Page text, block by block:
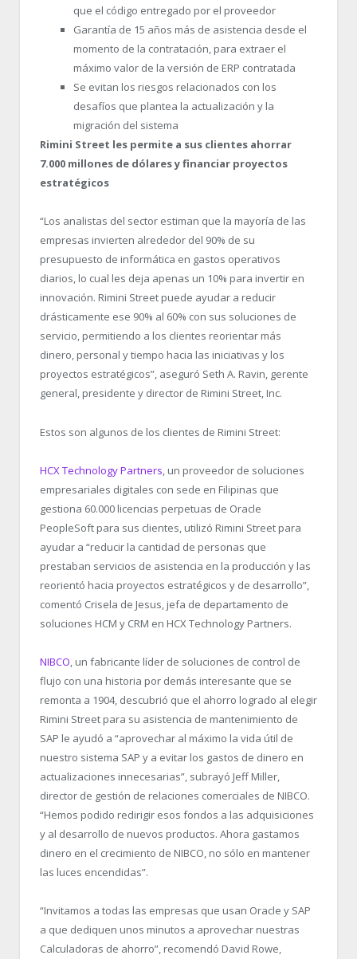
que el código entregado por el proveedor
Garantía de 15 años más de asistencia desde el
momento de la contratación, para extraer el
máximo valor de la versión de ERP contratada
Se evitan los riesgos relacionados con los
desafíos que plantea la actualización y la
migración del sistema
Rimini Street les permite a sus clientes ahorrar
7.000 millones de dólares y financiar proyectos
estratégicos
“Los analistas del sector estiman que la mayoría de las
empresas invierten alrededor del 90% de su
presupuesto de informática en gastos operativos
diarios, lo cual les deja apenas un 10% para invertir en
innovación. Rimini Street puede ayudar a reducir
drásticamente ese 90% al 60% con sus soluciones de
servicio, permitiendo a los clientes reorientar más
dinero, personal y tiempo hacia las iniciativas y los
proyectos estratégicos”, aseguró Seth A. Ravin, gerente
general, presidente y director de Rimini Street, Inc.
Estos son algunos de los clientes de Rimini Street:
HCX Technology Partners, un proveedor de soluciones
empresariales digitales con sede en Filipinas que
gestiona 60.000 licencias perpetuas de Oracle
PeopleSoft para sus clientes, utilizó Rimini Street para
ayudar a “reducir la cantidad de personas que
prestaban servicios de asistencia en la producción y las
reorientó hacia proyectos estratégicos y de desarrollo”,
comentó Crisela de Jesus, jefa de departamento de
soluciones HCM y CRM en HCX Technology Partners.
NIBCO, un fabricante líder de soluciones de control de
flujo con una historia por demás interesante que se
remonta a 1904, descubrió que el ahorro logrado al elegir
Rimini Street para su asistencia de mantenimiento de
SAP le ayudó a “aprovechar al máximo la vida útil de
nuestro sistema SAP y a evitar los gastos de dinero en
actualizaciones innecesarias”, subrayó Jeff Miller,
director de gestión de relaciones comerciales de NIBCO.
“Hemos podido redirigir esos fondos a las adquisiciones
y al desarrollo de nuevos productos. Ahora gastamos
dinero en el crecimiento de NIBCO, no sólo en mantener
las luces encendidas”.
“Invitamos a todas las empresas que usan Oracle y SAP
a que dediquen unos minutos a aprovechar nuestras
Calculadoras de ahorro”, recomendó David Rowe,